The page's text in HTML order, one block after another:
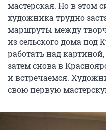
мастерская. Но в этом
художника трудно
маршруты между
из сельского дома под
работать над
затем снова в
и встречаемся.
свою первую